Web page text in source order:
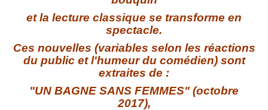
et la lecture classique se transforme en
spectacle.
Ces nouvelles (variables selon les réactions
du public et l'humeur du comédien) sont
extraites de :
"UN BAGNE SANS FEMMES" (octobre
2017),